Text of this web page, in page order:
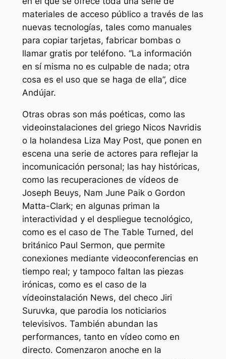
materiales de acceso público a través de las
nuevas tecnologías, tales como manuales
para copiar tarjetas, fabricar bombas o
llamar gratis por teléfono. “La información
en sí misma no es culpable de nada; otra
cosa es el uso que se haga de ella”, dice
Andújar.
Otras obras son más poéticas, como las
videoinstalaciones del griego Nicos Navridis
o la holandesa Liza May Post, que ponen en
escena una serie de actores para reflejar la
incomunicación personal; las hay históricas,
como las recuperaciones de vídeos de
Joseph Beuys, Nam June Paik o Gordon
Matta-Clark; en algunas priman la
interactividad y el despliegue tecnológico,
como es el caso de The Table Turned, del
británico Paul Sermon, que permite
conexiones mediante videoconferencias en
tiempo real; y tampoco faltan las piezas
irónicas, como es el caso de la
vídeoinstalación News, del checo Jiri
Suruvka, que parodia los noticiarios
televisivos. También abundan las
performances, tanto en vídeo como en
directo. Comenzaron anoche en la